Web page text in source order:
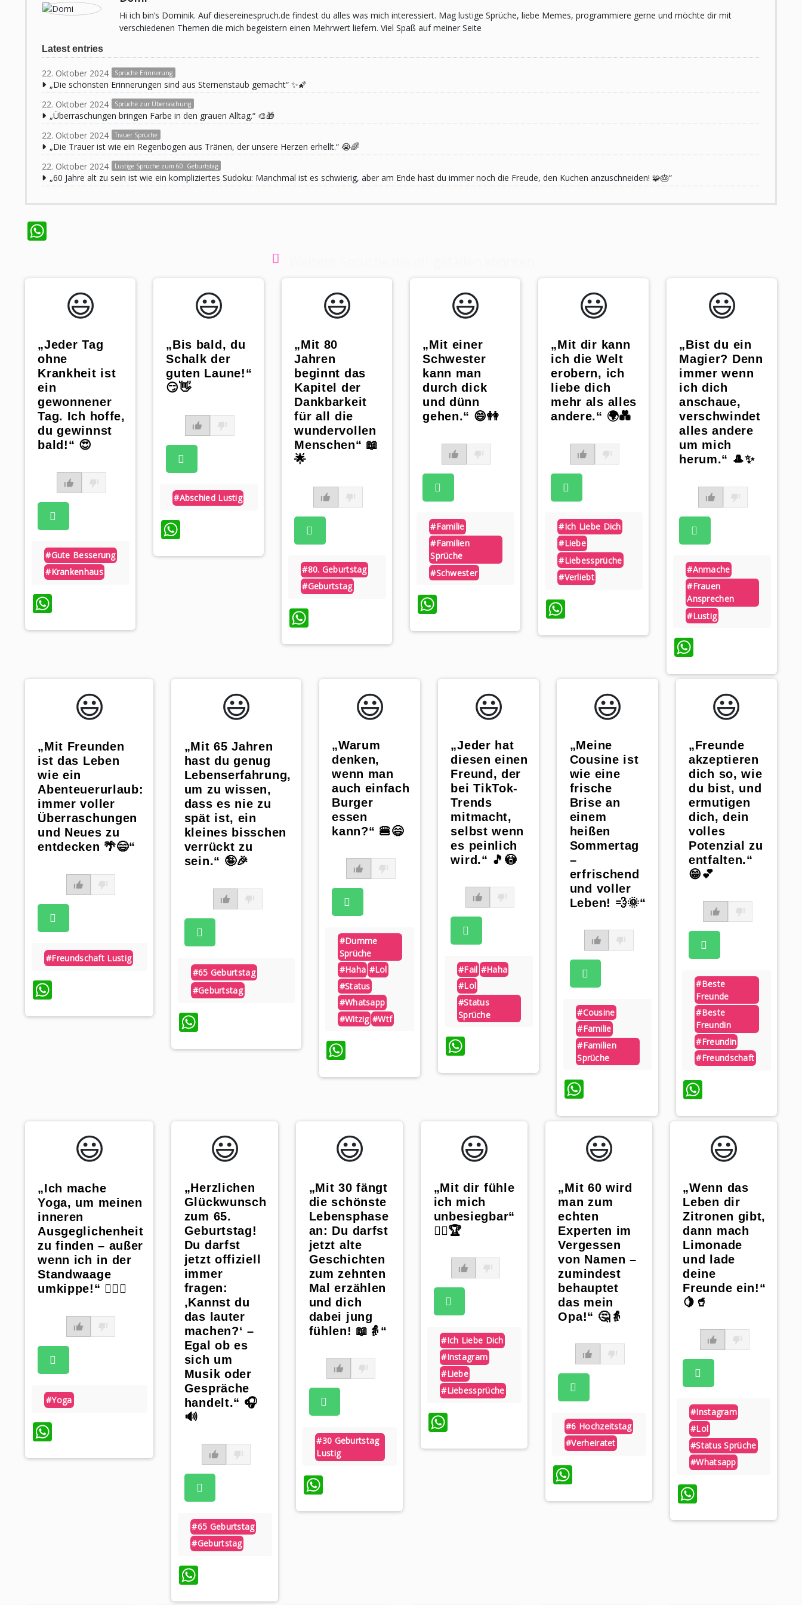
Hi ich bin’s Dominik. Auf diesereinespruch.de findest du alles was mich interessiert. Mag lustige Sprüche, liebe Memes, programmiere gerne und möchte dir mit
verschiedenen Themen die mich begeistern einen Mehrwert liefern. Viel Spaß auf meiner Seite
Latest entries
22. Oktober 2024 Sprüche Erinnerung
„Die schönsten Erinnerungen sind aus Sternenstaub gemacht“ ✨🌠
22. Oktober 2024
Sprüche zur Überraschung
„Überraschungen bringen Farbe in den grauen Alltag.“ 🎨🎁
22. Oktober 2024
Trauer Sprüche
„Die Trauer ist wie ein Regenbogen aus Tränen, der unsere Herzen erhellt.“ 😭🌈
22. Oktober 2024
Lustige Sprüche zum 60. Geburtstag
„60 Jahre alt zu sein ist wie ein kompliziertes Sudoku: Manchmal ist es schwierig, aber am Ende hast du immer noch die Freude, den Kuchen anzuschneiden! 🧩🎂“
😃️
„Jeder Tag
ohne
Krankheit ist
ein
gewonnener
Tag. Ich hoffe,
du gewinnst
bald!“ 😍
#gute Besserung
#krankenhaus
WhatsApp
😃️
„Bis bald, du
Schalk der
guten Laune!“
😏👋
#abschied Lustig
WhatsApp
😃️
„Mit 80
Jahren
beginnt das
Kapitel der
Dankbarkeit
für all die
wundervollen
Menschen“ 📖
🌟
#80. Geburtstag
#geburtstag
WhatsApp
😃️
„Mit einer
Schwester
kann man
durch dick
und dünn
gehen.“ 😄👭
#familie
#familien
Sprüche
#schwester
WhatsApp
😃️
„Mit dir kann
ich die Welt
erobern, ich
liebe dich
mehr als alles
andere.“ 🌍💑
#ich Liebe Dich
#liebe
#liebessprüche
#verliebt
WhatsApp
😃️
„Bist du ein
Magier? Denn
immer wenn
ich dich
anschaue,
verschwindet
alles andere
um mich
herum.“ 🎩✨
#anmache
#frauen
Ansprechen
#lustig
WhatsApp
😃️
„Mit Freunden
ist das Leben
wie ein
Abenteuerurlaub:
immer voller
Überraschungen
und Neues zu
entdecken 🌴😄“
#freundschaft Lustig
WhatsApp
😃️
„Mit 65 Jahren
hast du genug
Lebenserfahrung,
um zu wissen,
dass es nie zu
spät ist, ein
kleines bisschen
verrückt zu
sein.“ 🤪🎉
#65 Geburtstag
#geburtstag
WhatsApp
😃️
„Warum
denken,
wenn man
auch einfach
Burger
essen
kann?“ 🍔😄
#dumme
Sprüche
#haha #lol
#status
#whatsapp
#witzig #wtf
😃️
„Jeder hat
diesen einen
Freund, der
bei TikTok-
Trends
mitmacht,
selbst wenn
es peinlich
wird.“ 🎵😳
#fail #haha
#lol
#status
Sprüche
WhatsApp
😃️
„Meine
Cousine ist
wie eine
frische
Brise an
einem
heißen
Sommertag
–
erfrischend
und voller
Leben! 💨🌞“
#cousine
#familie
#familien
Sprüche
WhatsApp
😃️
„Freunde
akzeptieren
dich so, wie
du bist, und
ermutigen
dich, dein
volles
Potenzial zu
entfalten.“
😁💕
#beste
Freunde
#beste
Freundin
#freundin
#freundschaft
😃️
„Ich mache
Yoga, um meinen
inneren
Ausgeglichenheit
zu finden – außer
wenn ich in der
Standwaage
umkippe!“ 🧘‍♀️⚖️
#yoga
WhatsApp
😃️
„Herzlichen
Glückwunsch
zum 65.
Geburtstag!
Du darfst
jetzt offiziell
immer
fragen:
‚Kannst du
das lauter
machen?‘ –
Egal ob es
sich um
Musik oder
Gespräche
handelt.“ 🎧
🔊
#65 Geburtstag
#geburtstag
WhatsApp
😃️
„Mit 30 fängt
die schönste
Lebensphase
an: Du darfst
jetzt alte
Geschichten
zum zehnten
Mal erzählen
und dich
dabei jung
fühlen! 📖👵“
#30 Geburtstag
Lustig
WhatsApp
😃️
„Mit dir fühle
ich mich
unbesiegbar“
🦸‍♀️🏆
#ich Liebe Dich
#instagram
#liebe
#liebessprüche
WhatsApp
😃️
„Mit 60 wird
man zum
echten
Experten im
Vergessen
von Namen –
zumindest
behauptet
das mein
Opa!“ 🤔👵
#6 Hochzeitstag
#verheiratet
WhatsApp
😃️
„Wenn das
Leben dir
Zitronen gibt,
dann mach
Limonade
und lade
deine
Freunde ein!“
🍋🥤
#instagram
#lol
#status Sprüche
#whatsapp
WhatsApp